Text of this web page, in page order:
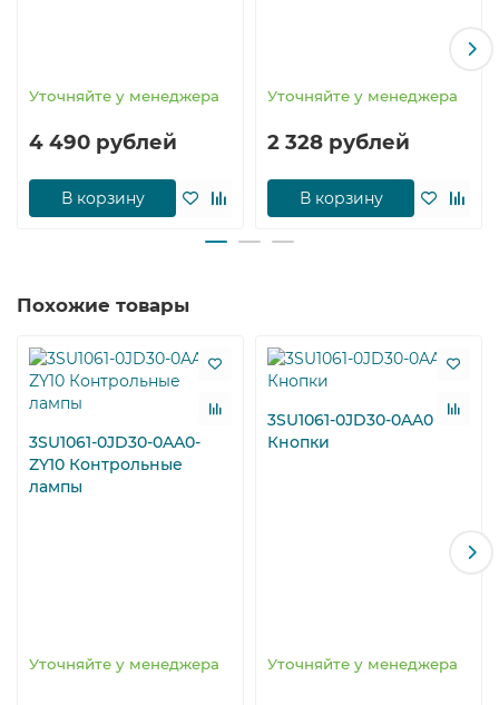
Уточняйте у менеджера
4 490 рублей
В корзину
Уточняйте у менеджера
2 328 рублей
В корзину
Похожие товары
3SU1061-0JD30-0AA0-
ZY10 Контрольные
лампы
Уточняйте у менеджера
3SU1061-0JD30-0AA0
Кнопки
Уточняйте у менеджера